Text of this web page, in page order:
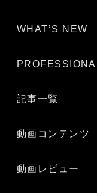
WHAT’S NEW
記事一覧
動画コンテンツ
動画レビュー